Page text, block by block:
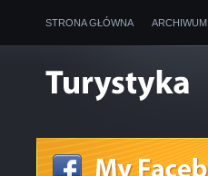
STRONA GŁÓWNA ARCHIWUM